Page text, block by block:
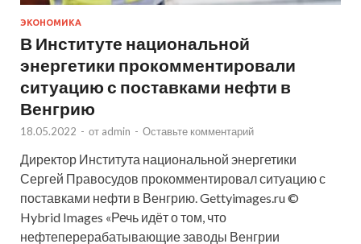
ЭКОНОМИКА
В Институте национальной
энергетики прокомментировали
ситуацию с поставками нефти в
Венгрию
18.05.2022 - от admin - Оставьте комментарий
Директор Института национальной энергетики
Сергей Правосудов прокомментировал ситуацию с
поставками нефти в Венгрию. Gettyimages.ru ©
Hybrid Images «Речь идёт о том, что
нефтеперерабатывающие заводы Венгрии